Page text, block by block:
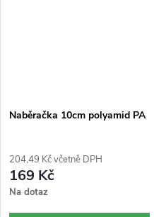
Naběračka 10cm polyamid PA
204,49 Kč včetně DPH
169 Kč
Na dotaz